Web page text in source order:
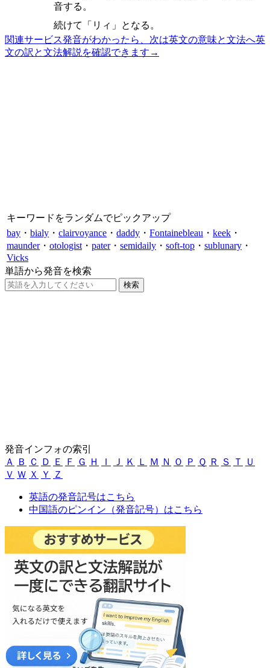
音する。
続けて「リィ」となる。
関連サービス発音がわかったら、次は英文の意味と文法へ英
文の訳と文法解説を確認できます →
キーワードをランダムでピックアップ
bay ・ bialy ・ clairvoyance ・ daddy ・ Fontainebleau ・ keek ・
maunder・ otologist ・ pater・ semidaily ・ soft-top ・ sublunary ・
Vicks
単語から発音を検索
発音インフォの索引
Ａ
Ｂ Ｃ Ｄ Ｅ Ｆ Ｇ Ｈ Ｉ Ｊ Ｋ Ｌ Ｍ Ｎ Ｏ Ｐ Ｑ Ｒ Ｓ Ｔ
Ｕ
Ｖ Ｗ Ｘ Ｙ Ｚ
英語の発音記号はこちら
中国語のピンイン（発音記号）はこちら